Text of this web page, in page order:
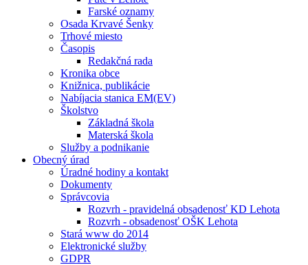
Farské oznamy
Osada Krvavé Šenky
Trhové miesto
Časopis
Redakčná rada
Kronika obce
Knižnica, publikácie
Nabíjacia stanica EM(EV)
Školstvo
Základná škola
Materská škola
Služby a podnikanie
Obecný úrad
Úradné hodiny a kontakt
Dokumenty
Správcovia
Rozvrh - pravidelná obsadenosť KD Lehota
Rozvrh - obsadenosť OŠK Lehota
Stará www do 2014
Elektronické služby
GDPR